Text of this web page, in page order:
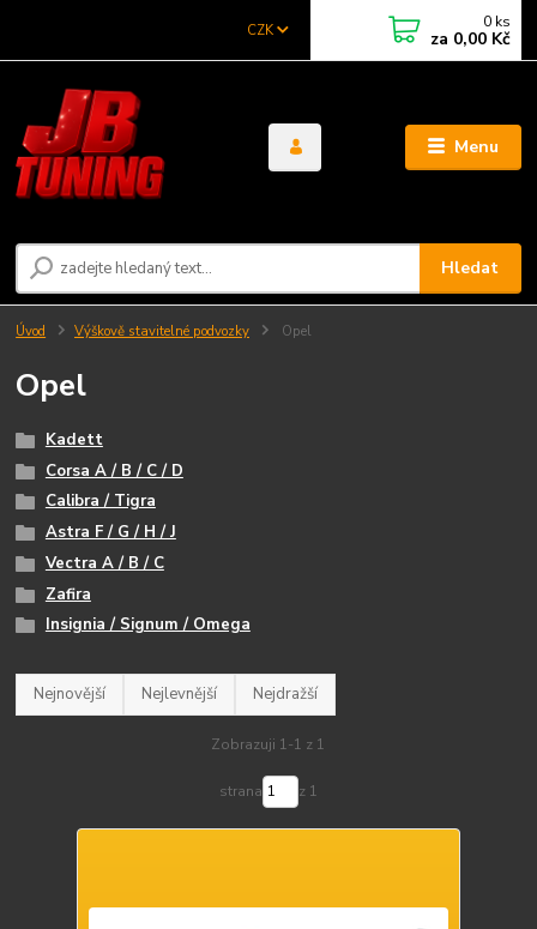
Menu
CZK
Hledat
0 ks
za 0,00 Kč
Úvod Výškově stavitelné podvozky Opel
Opel
Kadett
Corsa A / B / C / D
Calibra / Tigra
Astra F / G / H / J
Vectra A / B / C
Zafira
Insignia / Signum / Omega
Nejnovější Nejlevnější Nejdražší
Zobrazuji 1-1 z 1
strana z 1